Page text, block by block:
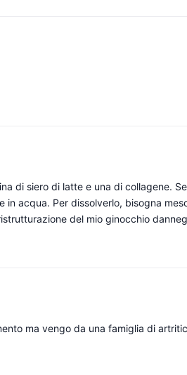
di siero di latte e una di collagene.
in acqua. Per dissolverlo, bisogna
del mio ginocchio
ma vengo da una famiglia di